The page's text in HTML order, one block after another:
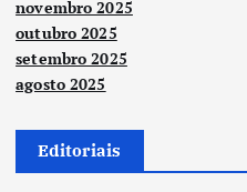
novembro 2025
outubro 2025
setembro 2025
agosto 2025
Editoriais